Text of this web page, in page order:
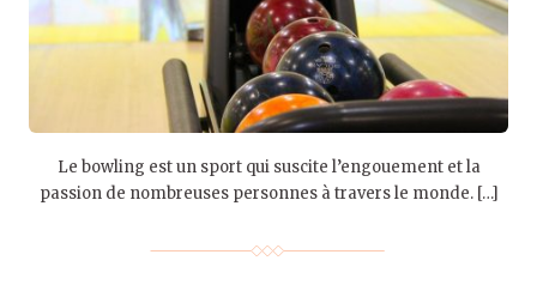
Le bowling est un sport qui suscite l’engouement et la
passion de nombreuses personnes à travers le monde. […]